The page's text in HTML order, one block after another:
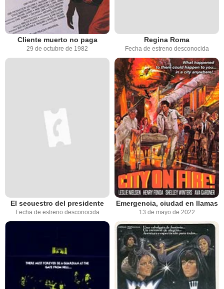
Cliente muerto no paga
29 de octubre de 1982
Regina Roma
Fecha de estreno desconocida
El secuestro del presidente
Fecha de estreno desconocida
Emergencia, ciudad en llamas
13 de mayo de 2022